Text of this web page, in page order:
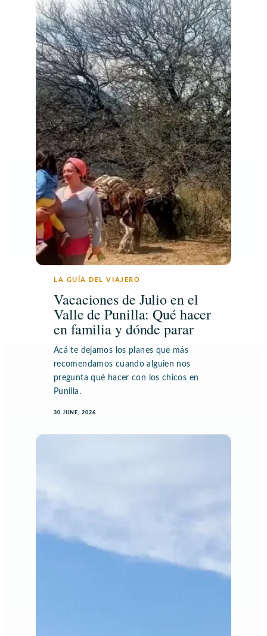
LA GUÍA DEL VIAJERO
Vacaciones de Julio en el
Valle de Punilla: Qué hacer
en familia y dónde parar
Acá te dejamos los planes que más
recomendamos cuando alguien nos
pregunta qué hacer con los chicos en
Punilla.
30 JUNE, 2026